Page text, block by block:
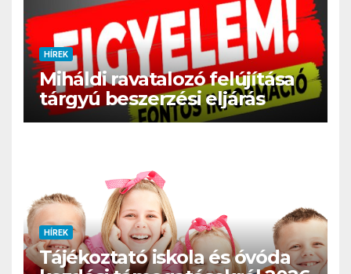
HÍREK
Miháldi ravatalozó felújítása
tárgyú beszerzési eljárás
HÍREK
Tájékoztató iskola és óvóda